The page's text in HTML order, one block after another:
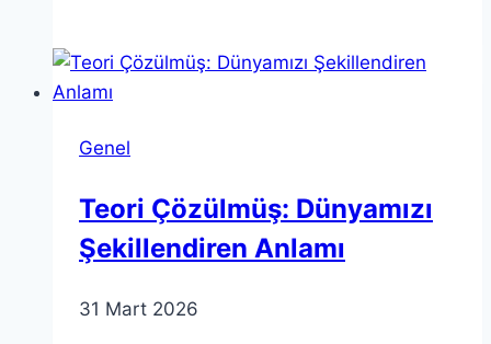
Anlamak
Genel
Teori Çözülmüş: Dünyamızı
Şekillendiren Anlamı
31 Mart 2026